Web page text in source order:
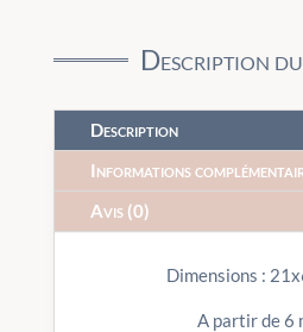
Description
Description
Informations
Avis (0)
Dimensions :
A partir de 6